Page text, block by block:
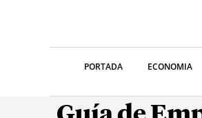
PORTADA ECONOMIA